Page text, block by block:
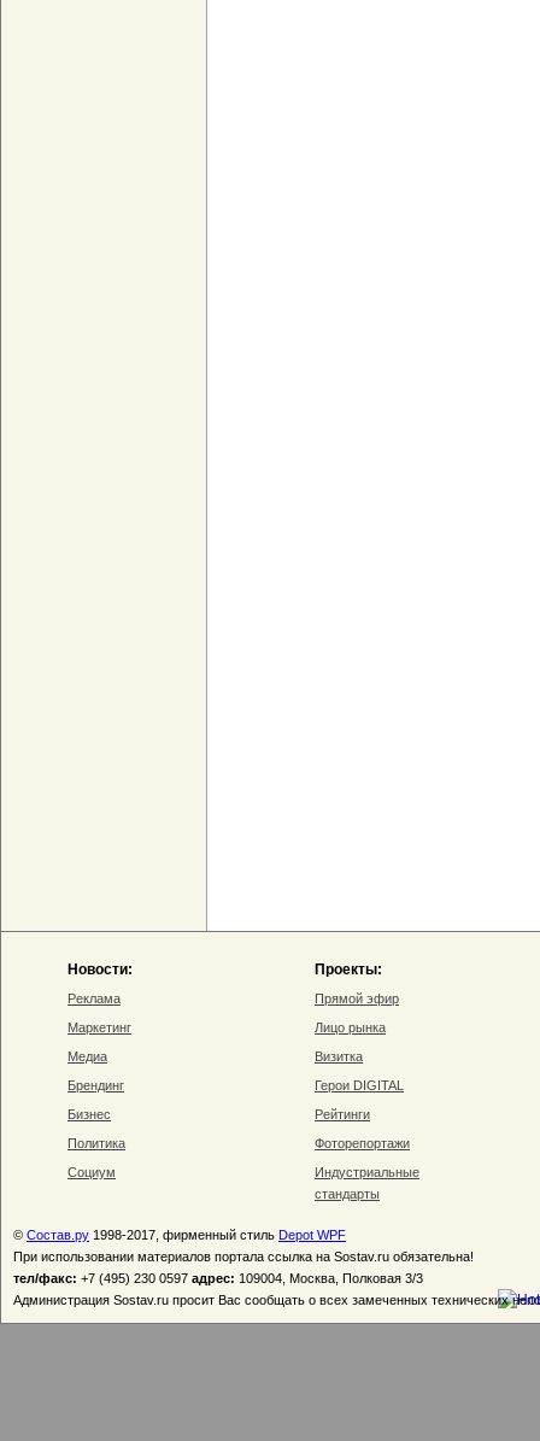
Новости:
Реклама
Маркетинг
Медиа
Брендинг
Бизнес
Политика
Социум
Проекты:
Прямой эфир
Лицо рынка
Визитка
Герои DIGITAL
Рейтинги
Фоторепортажи
Индустриальные
стандарты
© Состав.ру 1998-2017, фирменный стиль Depot WPF
При использовании материалов портала ссылка на Sostav.ru обязательна!
тел/факс: +7 (495) 230 0597 адрес: 109004, Москва, Полковая 3/3
Администрация Sostav.ru просит Вас сообщать о всех замеченных технических